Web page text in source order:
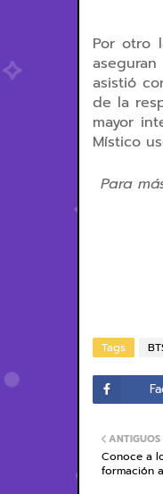
Por otro
asistió
de la
mayor
Místico
Para
Tags
ANTIGUOS
Conoce a
formación